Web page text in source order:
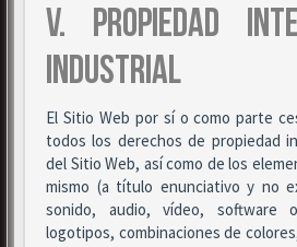
V. PROPIEDAD
INDUSTRIAL
El Sitio Web por sí o como parte
todos los derechos de propiedad
del Sitio Web, así como de los
mismo (a título enunciativo y no
sonido, audio, vídeo, software
logotipos, combinaciones de